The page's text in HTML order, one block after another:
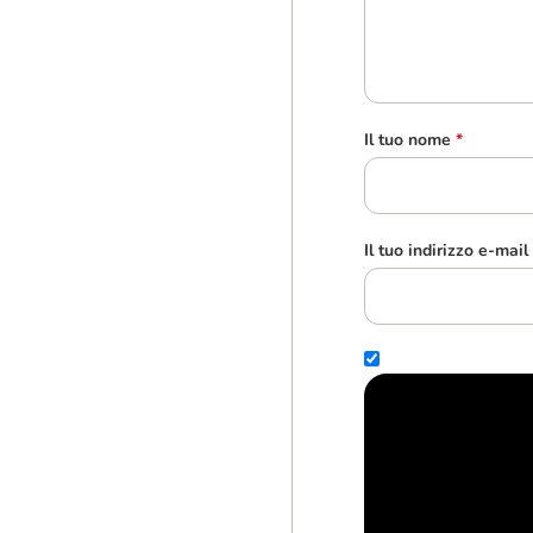
Il tuo nome *
Il tuo indirizzo e-mail